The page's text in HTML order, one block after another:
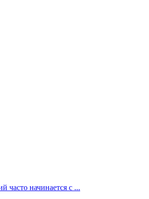
часто начинается с ...